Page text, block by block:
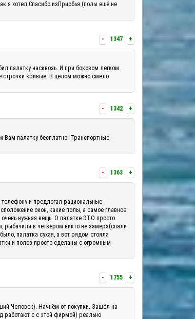
я хотел.Спасибо изПриобья.(полы ещё не
- 1347 +
палатку насквозь. И при боковом легком
строчки кривые. В целом можно смело
- 1342 +
палатку бесплатно. Транспортные
- 1363 +
и предлогал рациональные
окон, какие полы, а самое главное
нужная вещь. О палатке ЭТО просто
рыбачили в четвером никто не замерз(спали
палатка сухая, а вот рядом стояла
и полов просто сделаны с огромным
- 1755 +
Человек). Начнём от покупки. Зашёл на
работают с с этой фирмой) реально